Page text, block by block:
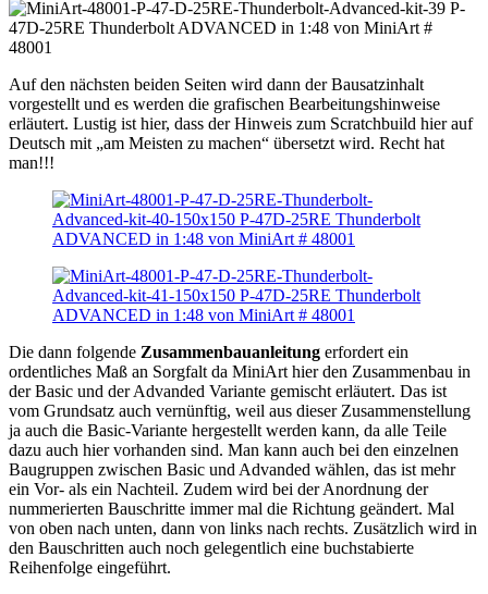
Auf den nächsten beiden Seiten wird dann der Bausatzinhalt
vorgestellt und es werden die grafischen Bearbeitungshinweise
erläutert. Lustig ist hier, dass der Hinweis zum Scratchbuild hier auf
Deutsch mit „am Meisten zu machen“ übersetzt wird. Recht hat
man!!!
Die dann folgende Zusammenbauanleitung erfordert ein
ordentliches Maß an Sorgfalt da MiniArt hier den Zusammenbau in
der Basic und der Advanded Variante gemischt erläutert. Das ist
vom Grundsatz auch vernünftig, weil aus dieser Zusammenstellung
ja auch die Basic-Variante hergestellt werden kann, da alle Teile
dazu auch hier vorhanden sind. Man kann auch bei den einzelnen
Baugruppen zwischen Basic und Advanded wählen, das ist mehr
ein Vor- als ein Nachteil. Zudem wird bei der Anordnung der
nummerierten Bauschritte immer mal die Richtung geändert. Mal
von oben nach unten, dann von links nach rechts. Zusätzlich wird in
den Bauschritten auch noch gelegentlich eine buchstabierte
Reihenfolge eingeführt.